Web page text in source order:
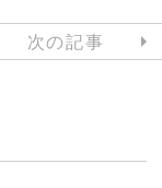
次の記事